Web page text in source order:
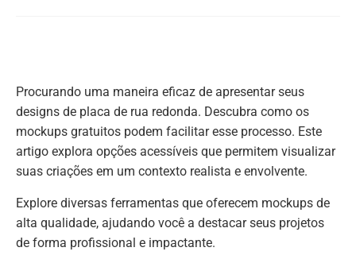
Procurando uma maneira eficaz de apresentar seus
designs de placa de rua redonda. Descubra como os
mockups gratuitos podem facilitar esse processo. Este
artigo explora opções acessíveis que permitem visualizar
suas criações em um contexto realista e envolvente.
Explore diversas ferramentas que oferecem mockups de
alta qualidade, ajudando você a destacar seus projetos
de forma profissional e impactante.